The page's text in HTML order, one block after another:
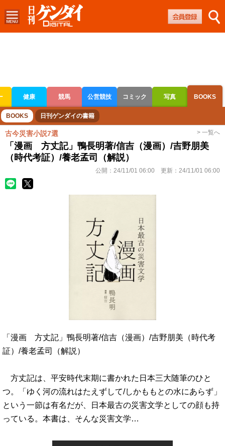
健康 競馬 公営競技 コミック 写真 BOOKS
ボートレース 競輪 オートレース
BOOKS 日刊ゲンダイの書籍
古今災害小説7選 > 一覧へ
「漫画 方丈記」鴨長明著/信吉（漫画）/吉野朋美
（時代考証）/養老孟司（解説）
公開： 24/11/01 06:00 更新： 24/11/01 06:00
「漫画 方丈記」鴨長明著/信吉（漫画）/吉野朋美（時代考
証）/養老孟司（解説）
方丈記は、平安時代末期に書かれた日本三大随筆のひと
つ。「ゆく河の流れはたえずして/しかももとの水にあらず」
という一節は有名だが、日本最古の災害文学としての顔も持
っている。本書は、そんな災害文学…